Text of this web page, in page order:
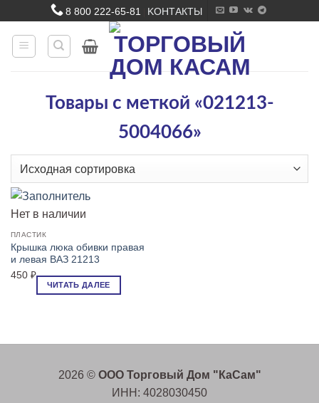
content
8 800 222-65-81 KОНТАКТЫ
Товары с меткой «021213-
5004066»
Нет в наличии
ПЛАСТИК
Крышка люка обивки правая
и левая ВАЗ 21213
450 ₽
ЧИТАТЬ ДАЛЕЕ
2026 © ООО Торговый Дом "КаСам"
ИНН: 4028030450